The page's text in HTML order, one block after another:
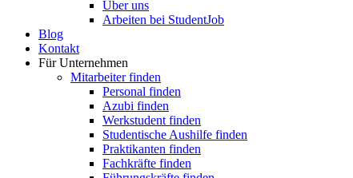
Über uns
Arbeiten bei StudentJob
Blog
Kontakt
Für Unternehmen
Mitarbeiter finden
Personal finden
Azubi finden
Werkstudent finden
Studentische Aushilfe finden
Praktikanten finden
Fachkräfte finden